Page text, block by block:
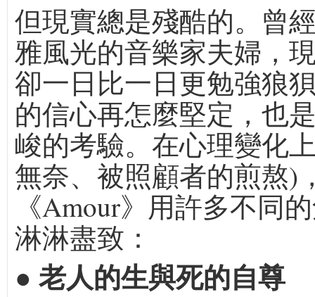
但現實總是殘酷的。曾
雅風光的音樂家夫婦，
卻一日比一日更勉強狼
的信心再怎麼堅定，也
峻的考驗。在心理變化
無奈、被照顧者的煎熬)
《Amour》用許多不同
淋淋盡致：
● 老人的生與死的自尊